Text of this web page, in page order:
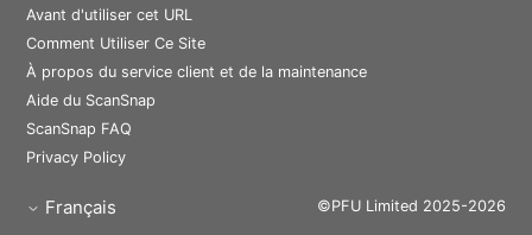
Avant d'utiliser cet URL
Comment Utiliser Ce Site
À propos du service client et de la maintenance
Aide du ScanSnap
ScanSnap FAQ
Privacy Policy
Français ©PFU Limited 2025-2026